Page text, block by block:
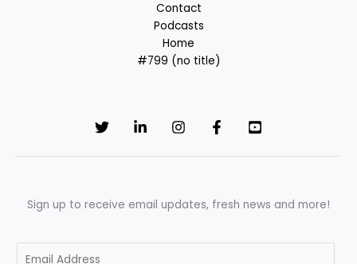
Contact
Podcasts
Home
#799 (no title)
Sign up to receive email updates, fresh news and more!